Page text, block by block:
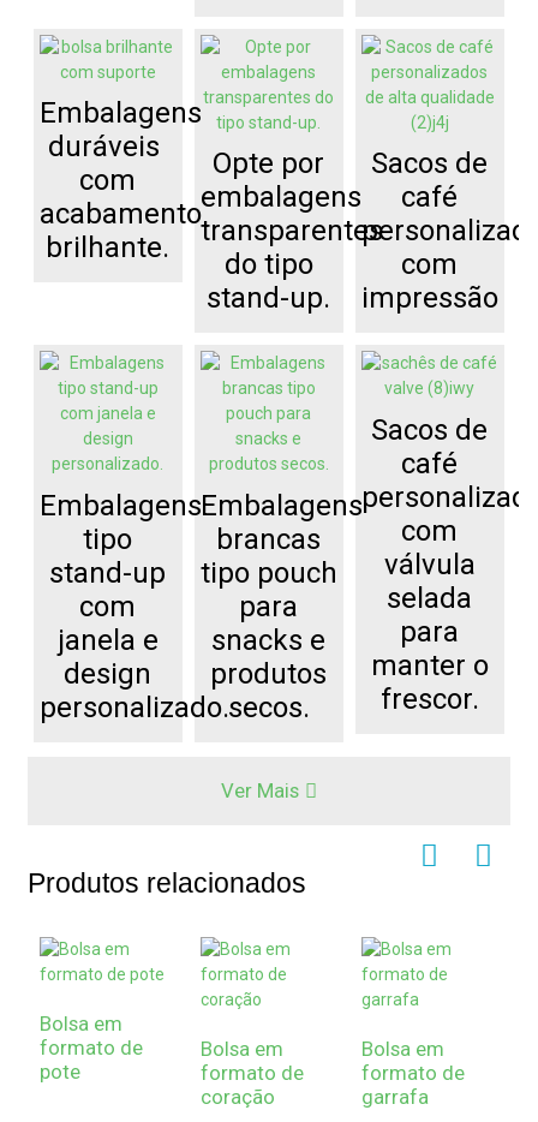
Embalagens
duráveis ​​
com
acabamento
brilhante.
Opte por
embalagens
transparentes
do tipo
stand-up.
Sacos de
café
com
impressão
Embalagens
tipo
stand-up
com
janela e
design
personalizado.
Embalagens
brancas
tipo pouch
para
snacks e
produtos
secos.
Sacos de
café
com
válvula
selada
para
manter o
frescor.
Ver Mais
Produtos relacionados
Bolsa em
formato de
pote
Bolsa em
formato de
coração
Bolsa em
formato de
garrafa